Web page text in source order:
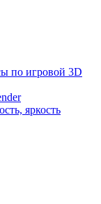
по игровой 3D
яркость